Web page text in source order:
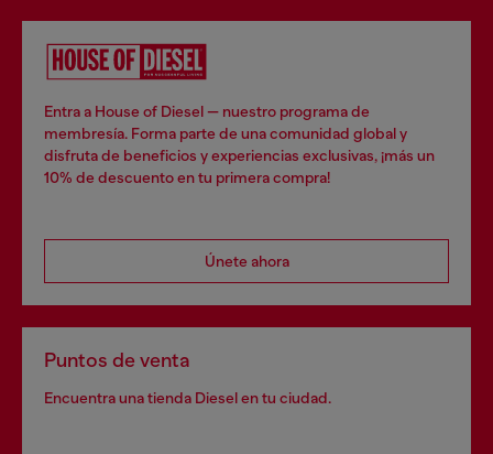
Entra a House of Diesel — nuestro programa de
membresía. Forma parte de una comunidad global y
disfruta de beneficios y experiencias exclusivas, ¡más un
10% de descuento en tu primera compra!
Únete ahora
Puntos de venta
Encuentra una tienda Diesel en tu ciudad.